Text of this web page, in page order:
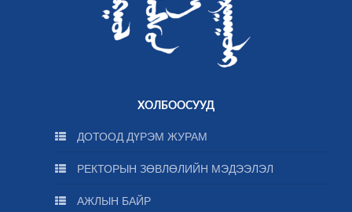
ХОЛБООСУУД
ДОТООД ДҮРЭМ ЖУРАМ
РЕКТОРЫН ЗӨВЛӨЛИЙН МЭДЭЭЛЭЛ
АЖЛЫН БАЙР